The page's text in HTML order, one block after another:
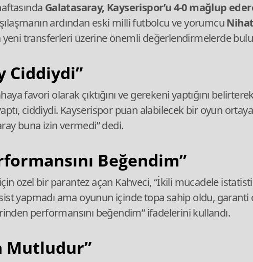
Galatasaray, Kayserispor’u 4-0 mağlup
ardından eski milli futbolcu ve yorumcuNihat
yeni transferleri üzerine önemli değerlendirmelerde
Ciddiydi”
favori olarak çıktığını ve gerekeni yaptığını
ciddiydi. Kayserispor puan alabilecek bir oyun ortaya
buna izin vermedi” dedi.
Beğendim”
için özel bir parantez açan Kahveci, “İkili mücadele
yapmadı ama oyunun içinde topa sahip oldu, garanti
performansını beğendim” ifadelerini kullandı.
Mutludur”